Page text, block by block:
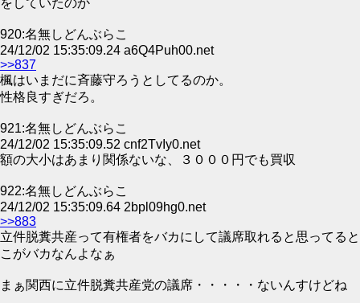
をしていたのか
920:名無しどんぶらこ
24/12/02 15:35:09.24 a6Q4Puh00.net
>>837
楓はいまだに斉藤守ろうとしてるのか。
性格良すぎだろ。
921:名無しどんぶらこ
24/12/02 15:35:09.52 cnf2TvIy0.net
額の大小はあまり関係ないな、３０００円でも買収
922:名無しどんぶらこ
24/12/02 15:35:09.64 2bpl09hg0.net
>>883
立件脱糞共産って有権者をバカにして議席取れると思ってると
こがバカなんよなぁ
まぁ関西に立件脱糞共産党の議席・・・・・ないんすけどね